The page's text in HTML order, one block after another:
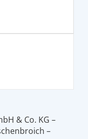
& Co. KG –
–